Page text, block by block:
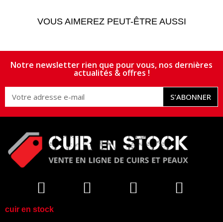
VOUS AIMEREZ PEUT-ÊTRE AUSSI
Notre newsletter rien que pour vous, nos dernières
actualités & offres !
S’ABONNER
cuir en stock